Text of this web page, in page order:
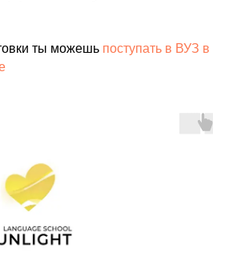
ты можешь поступать в ВУЗ в